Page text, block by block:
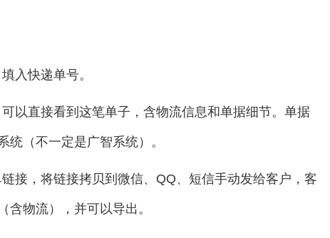
入快递单号。
以直接看到这笔单子，含物流信息和单据细节。单据
统（不一定是广智系统）。
接，将链接拷贝到微信、QQ、短信手动发给客户，客
含物流），并可以导出。